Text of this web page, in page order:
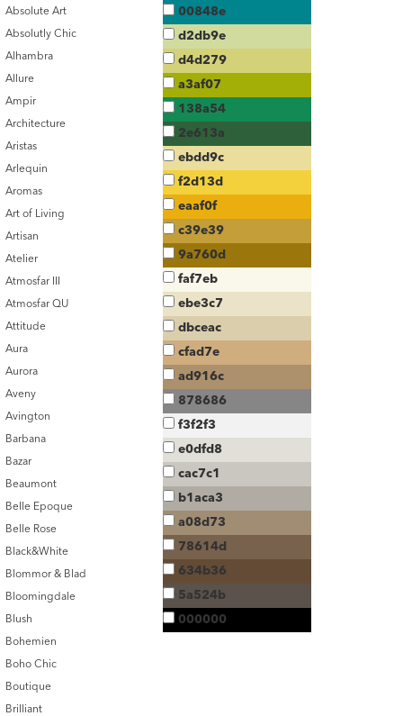
Absolute Art
Absolutly Chic
Alhambra
Allure
Ampir
Architecture
Aristas
Arlequin
Aromas
Art of Living
Artisan
Atelier
Atmosfar III
Atmosfar QU
Attitude
Aura
Aurora
Aveny
Avington
Barbana
Bazar
Beaumont
Belle Epoque
Belle Rose
Black&White
Blommor & Blad
Bloomingdale
Blush
Bohemien
Boho Chic
Boutique
Brilliant
00848e
d2db9e
d4d279
a3af07
138a54
2e613a
ebdd9c
f2d13d
eaaf0f
c39e39
9a760d
faf7eb
ebe3c7
dbceac
cfad7e
ad916c
878686
f3f2f3
e0dfd8
cac7c1
b1aca3
a08d73
78614d
634b36
5a524b
000000